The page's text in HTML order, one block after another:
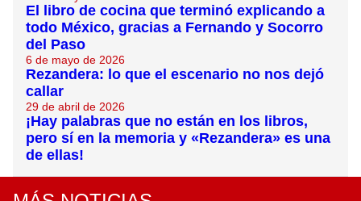
El libro de cocina que terminó explicando a
todo México, gracias a Fernando y Socorro
del Paso
6 de mayo de 2026
Rezandera: lo que el escenario no nos dejó
callar
29 de abril de 2026
¡Hay palabras que no están en los libros,
pero sí en la memoria y «Rezandera» es una
de ellas!